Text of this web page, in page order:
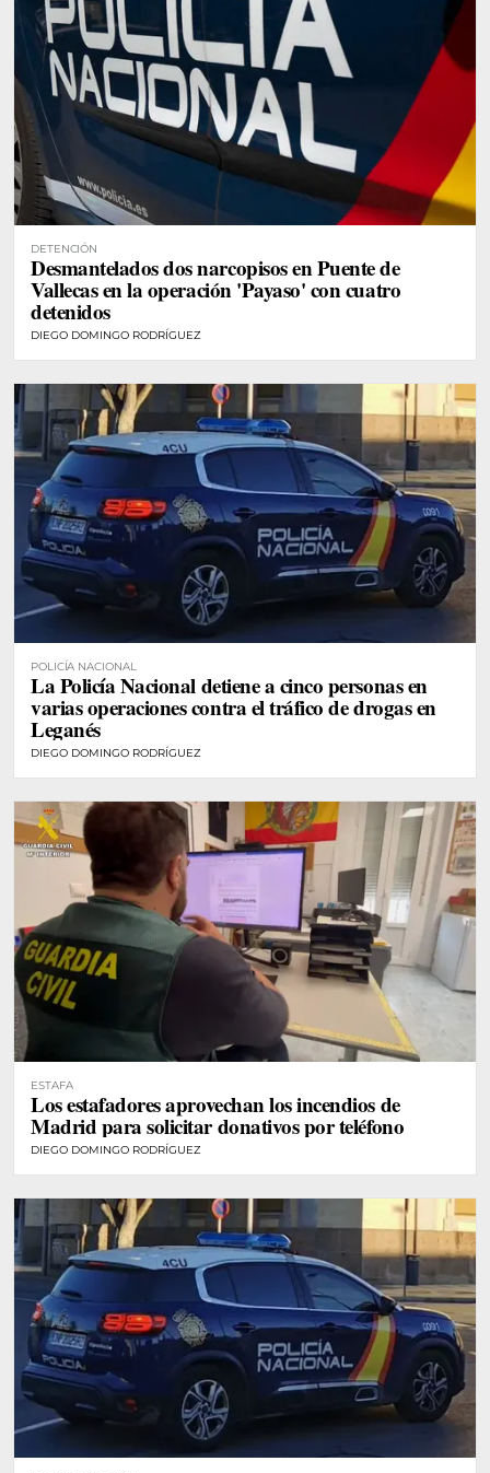
DETENCIÓN
Desmantelados dos narcopisos en Puente de
Vallecas en la operación 'Payaso' con cuatro
detenidos
DIEGO DOMINGO RODRÍGUEZ
POLICÍA NACIONAL
La Policía Nacional detiene a cinco personas en
varias operaciones contra el tráfico de drogas en
Leganés
DIEGO DOMINGO RODRÍGUEZ
ESTAFA
Los estafadores aprovechan los incendios de
Madrid para solicitar donativos por teléfono
DIEGO DOMINGO RODRÍGUEZ